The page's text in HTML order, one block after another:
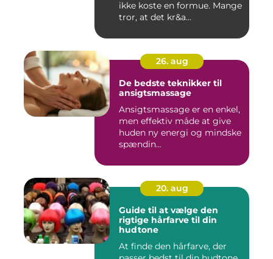
ikke koste en formue. Mange
tror, at det kr&a...
26. aug
De bedste teknikker til
ansigtsmassage
Ansigtsmassage er en enkel,
men effektiv måde at give
huden ny energi og mindske
spændin...
20. aug
Guide til at vælge den
rigtige hårfarve til din
hudtone
At finde den hårfarve, der